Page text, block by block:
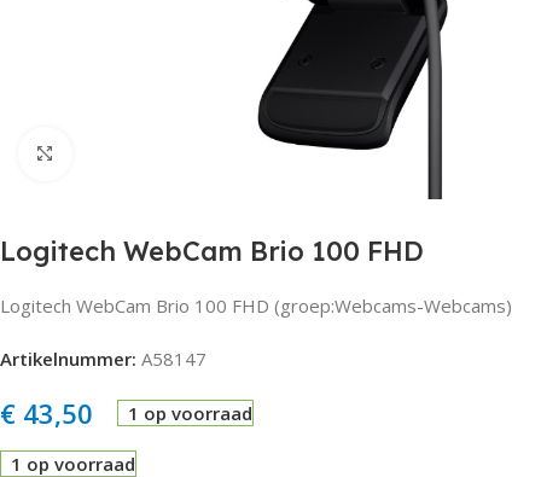
Logitech WebCam Brio 100 FHD
Logitech WebCam Brio 100 FHD (groep:Webcams-Webcams)
Artikelnummer: A58147
€ 43,50 1 op voorraad
1 op voorraad